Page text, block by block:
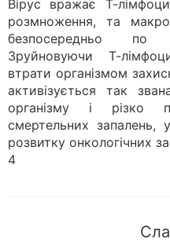
Вірус вражає Т-
розмноження, та
безпосередньо по
Зруйновуючи Т-
втрати організмом
активізується так
організму і різко
смертельних запалень,
розвитку онкологічних
4